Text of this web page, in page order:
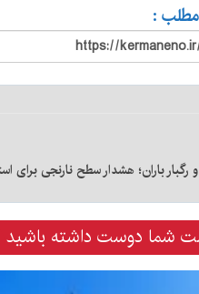
مطلب :
باران؛ هشدار سطح نارنجی برای
شما دوست داشته باشید